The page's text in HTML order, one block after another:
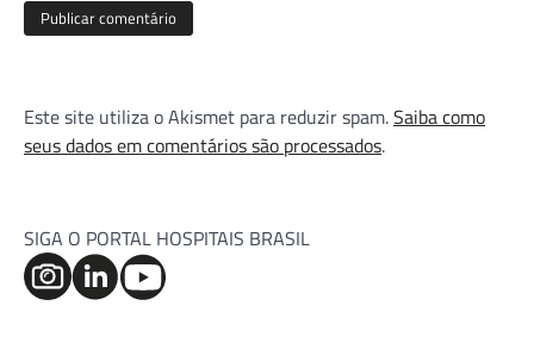
Este site utiliza o Akismet para reduzir spam.Saiba como
seus dados em comentários são processados.
SIGA O PORTAL HOSPITAIS BRASIL